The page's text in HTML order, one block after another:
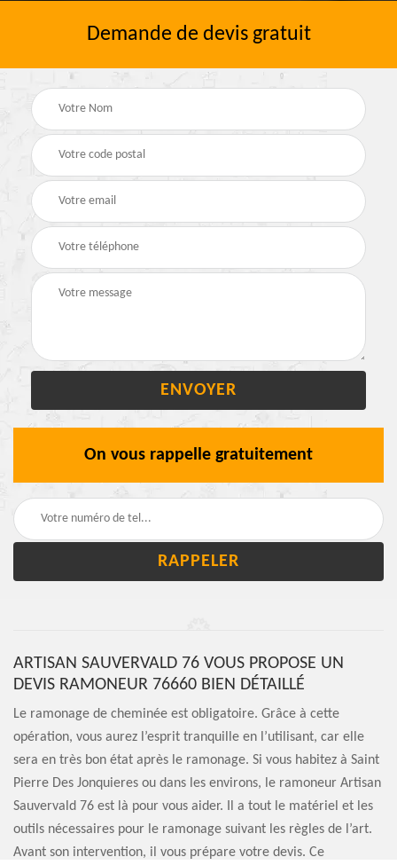
Demande de devis gratuit
On vous rappelle gratuitement
ARTISAN SAUVERVALD 76 VOUS PROPOSE UN
DEVIS RAMONEUR 76660 BIEN DÉTAILLÉ
Le ramonage de cheminée est obligatoire. Grâce à cette
opération, vous aurez l’esprit tranquille en l’utilisant, car elle
sera en très bon état après le ramonage. Si vous habitez à Saint
Pierre Des Jonquieres ou dans les environs, le ramoneur Artisan
Sauvervald 76 est là pour vous aider. Il a tout le matériel et les
outils nécessaires pour le ramonage suivant les règles de l’art.
Avant son intervention, il vous prépare votre devis. Ce